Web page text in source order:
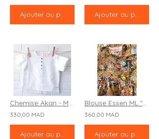
Ajouter au panier Ajouter au panier
Chemise Akan - MC "Wall Street"
330,00 MAD
Ajouter au panier
Blouse Essen ML "M’Gouna"
360,00 MAD
Ajouter au panier